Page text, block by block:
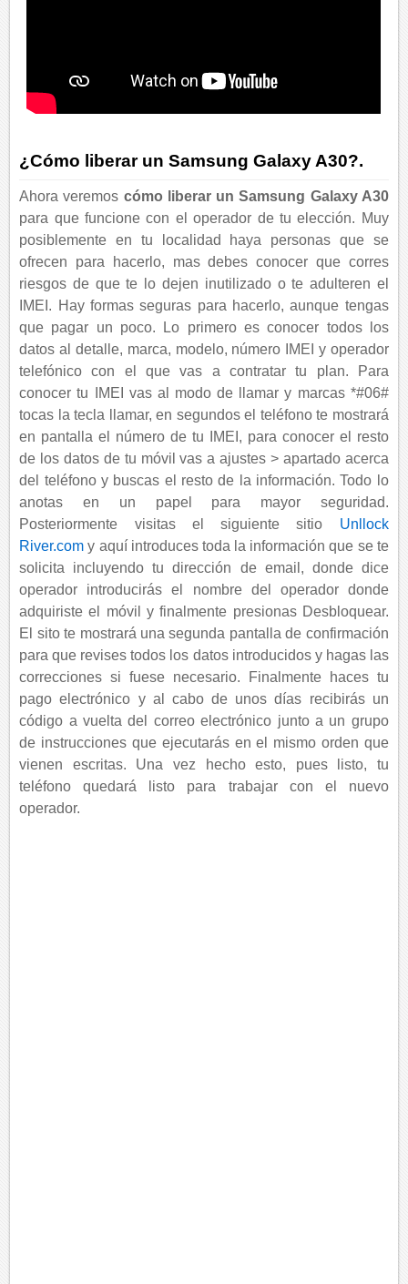
¿Cómo liberar un Samsung Galaxy A30?.
Ahora veremos cómo liberar un Samsung Galaxy A30
para que funcione con el operador de tu elección. Muy
posiblemente en tu localidad haya personas que se
ofrecen para hacerlo, mas debes conocer que corres
riesgos de que te lo dejen inutilizado o te adulteren el
IMEI. Hay formas seguras para hacerlo, aunque tengas
que pagar un poco. Lo primero es conocer todos los
datos al detalle, marca, modelo, número IMEI y operador
telefónico con el que vas a contratar tu plan. Para
conocer tu IMEI vas al modo de llamar y marcas *#06#
tocas la tecla llamar, en segundos el teléfono te mostrará
en pantalla el número de tu IMEI, para conocer el resto
de los datos de tu móvil vas a ajustes > apartado acerca
del teléfono y buscas el resto de la información. Todo lo
anotas en un papel para mayor seguridad.
Posteriormente visitas el siguiente sitio Unllock
River.com y aquí introduces toda la información que se te
solicita incluyendo tu dirección de email, donde dice
operador introducirás el nombre del operador donde
adquiriste el móvil y finalmente presionas Desbloquear.
El sito te mostrará una segunda pantalla de confirmación
para que revises todos los datos introducidos y hagas las
correcciones si fuese necesario. Finalmente haces tu
pago electrónico y al cabo de unos días recibirás un
código a vuelta del correo electrónico junto a un grupo
de instrucciones que ejecutarás en el mismo orden que
vienen escritas. Una vez hecho esto, pues listo, tu
teléfono quedará listo para trabajar con el nuevo
operador.